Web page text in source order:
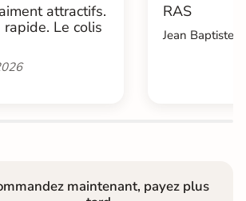
attractifs.
rapide. Le colis
RAS
Jean
maintenant, payez plus